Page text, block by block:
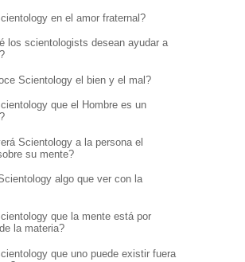
en el amor fraternal?
los scientologists desean ayudar a
Scientology el bien y el mal?
que el Hombre es un
Scientology a la persona el
su mente?
algo que ver con la
que la mente está por
la materia?
que uno puede existir fuera